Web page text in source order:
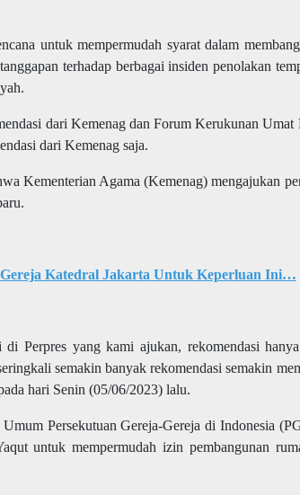
untuk mempermudah syarat dalam
terhadap berbagai insiden penolakan
dari Kemenag dan Forum Kerukunan Umat
dari Kemenag saja.
Kementerian Agama (Kemenag) mengajukan
Katedral Jakarta Untuk Keperluan Ini…
di Perpres yang kami ajukan, rekomendasi
semakin banyak rekomendasi semakin
hari Senin (05/06/2023) lalu.
Persekutuan Gereja-Gereja di Indonesia
untuk mempermudah izin pembangunan